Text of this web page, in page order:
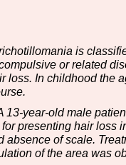
is
or related
loss. In childhood the
13-year-old male
presenting hair loss
absence of scale.
of the area was